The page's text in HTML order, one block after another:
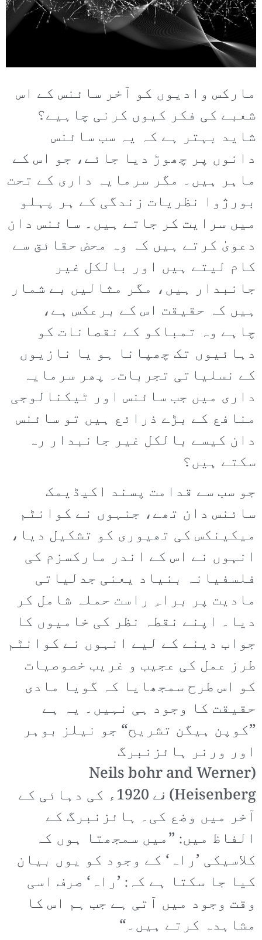
مارکس وادیوں کو آخر سائنس کے اس
شعبے کی فکر کیوں کرنی چاہیے؟
شاید بہتر ہے کہ یہ سب سائنس
دانوں پر چھوڑ دیا جائے، جو اس کے
ماہر ہیں۔ مگر سرمایہ داری کے تحت
بورژوا نظریات زندگی کے ہر پہلو
میں سرایت کر جاتے ہیں۔ سائنس دان
دعویٰ کرتے ہیں کہ وہ محض حقائق سے
کام لیتے ہیں اور بالکل غیر
جانبدار ہیں، مگر مثالیں بے شمار
ہیں کہ حقیقت اس کے برعکس ہے،
چاہے وہ تمباکو کے نقصانات کو
دہائیوں تک چھپانا ہو یا نازیوں
کے نسلیاتی تجربات۔ پھر سرمایہ
داری میں جب سائنس اور ٹیکنالوجی
منافع کے بڑے ذرائع ہیں تو سائنس
دان کیسے بالکل غیر جانبدار رہ
سکتے ہیں؟
جو سب سے قدامت پسند اکیڈیمک
سائنس دان تھے، جنہوں نے کوانٹم
میکینکس کی تھیوری کو تشکیل دیا،
انہوں نے اس کے اندر مارکسزم کی
فلسفیانہ بنیاد یعنی جدلیاتی
مادیت پر براہِ راست حملہ شامل کر
دیا۔ اپنے نقطہ نظر کی خامیوں کا
جواب دینے کے لیے انہوں نے کوانٹم
طرز عمل کی عجیب و غریب خصوصیات
کو اس طرح سمجھایا کہ گویا مادی
حقیقت کا وجود ہی نہیں۔ یہ ہے
”کوپن ہیگن تشریح“ جو نیلز بوہر
اور ورنر ہائزنبرگ
(Neils bohr and Werner
Heisenberg) نے 1920ء کی دہائی کے
آخر میں وضع کی۔ ہائزنبرگ کے
الفاظ میں: ”میں سمجھتا ہوں کہ
کلاسیکی ’راہ‘ کے وجود کو یوں بیان
کیا جا سکتا ہے کہ: ’راہ‘ صرف اسی
وقت وجود میں آتی ہے جب ہم اس کا
مشاہدہ کرتے ہیں۔“